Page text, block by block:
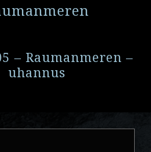
– Raumanmeren –
uhannus